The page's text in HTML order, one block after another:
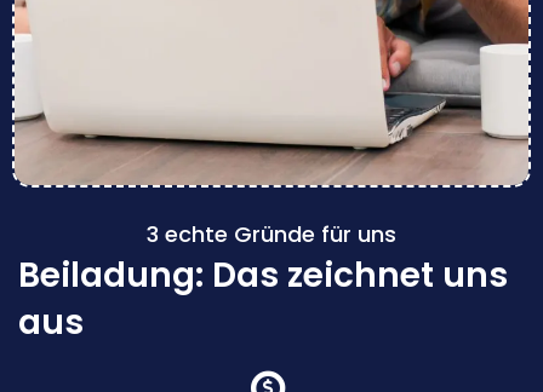
3 echte Gründe für uns
Beiladung: Das zeichnet uns
aus